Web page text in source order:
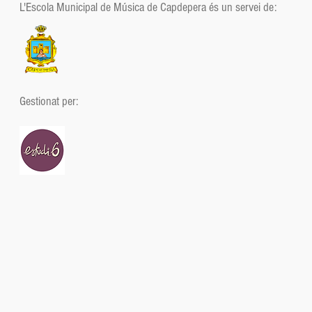
L'Escola Municipal de Música de Capdepera és un servei de:
Gestionat per: